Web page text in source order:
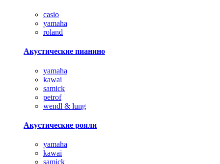
casio
yamaha
roland
Акустические пианино
yamaha
kawai
samick
petrof
wendl & lung
Акустические рояли
yamaha
kawai
samick